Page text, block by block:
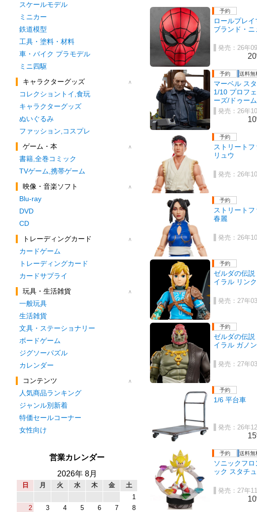
ロールプレ
ブランド・ニ
26年
マーベル ス
1/10 プロフ
ーズ/ドゥーム
26年
ストリート
リュウ
26年
ストリート
春麗
26年
ゼルダの伝
イラル リンク
27年
ゼルダの伝
イラル ガノ
27年
1/6 平台車
26年
ソニックフ
ック スタチ
27年
スケールモデル
ミニカー
鉄道模型
工具・塗料・材料
車・バイク プラモデル
ミニ四駆
キャラクターグッズ
コレクショントイ,食玩
キャラクターグッズ
ぬいぐるみ
ファッション,コスプレ
ゲーム・本
書籍,全巻コミック
TVゲーム,携帯ゲーム
映像・音楽ソフト
Blu-ray
DVD
CD
トレーディングカード
カードゲーム
トレーディングカード
カードサプライ
玩具・生活雑貨
一般玩具
生活雑貨
文具・ステーショナリー
ボードゲーム
ジグソーパズル
カレンダー
コンテンツ
人気商品ランキング
ジャンル別新着
特価セールコーナー
女性向け
営業カレンダー
2026年 8月
日 月 火 水 木 金
土
1
2
3 4 5 6 7
8